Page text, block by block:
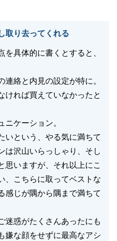
けください。
取り去ってくれる
具体的に書くとすると、
連絡と内見の設定が特に。
ければ買えていなかったと
ニケーション。
いという、やる気に満ちて
は沢山いらっしゃり、そし
思いますが、それ以上にこ
、こちらに取ってベストな
感じが隅から隅まで満ちて
迷惑がたくさんあったにも
嫌な顔をせずに最高なアシ